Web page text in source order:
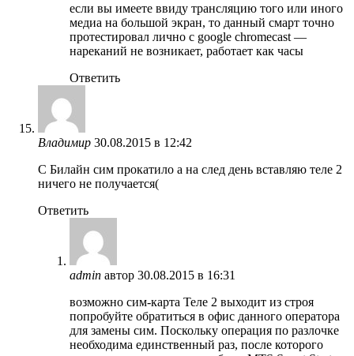
если вы имеете ввиду трансляцию того или иного
медиа на большой экран, то данный смарт точно
протестировал лично с google chromecast —
нареканий не возникает, работает как часы
Ответить
Владимир 30.08.2015 в 12:42
C Билайн сим прокатило а на след день вставляю теле 2
ничего не получается(
Ответить
admin автор 30.08.2015 в 16:31
возможно сим-карта Теле 2 выходит из строя
попробуйте обратиться в офис данного оператора
для замены сим. Поскольку операция по разлочке
необходима единственный раз, после которого